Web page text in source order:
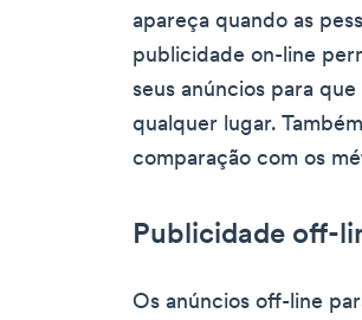
apareça quando as
publicidade on-line
seus anúncios para
qualquer lugar.
comparação com os
Publicidade off-
Os anúncios off-line